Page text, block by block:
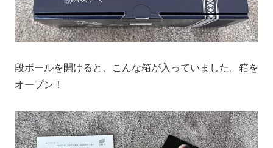
段ボールを開けると、こんな箱が入っていました。箱を
オープン！